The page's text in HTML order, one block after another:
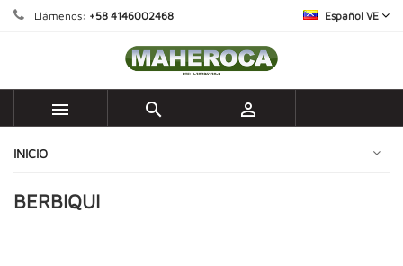
Llámenos: +58 4146002468 Español VE
  
INICIO
BERBIQUI